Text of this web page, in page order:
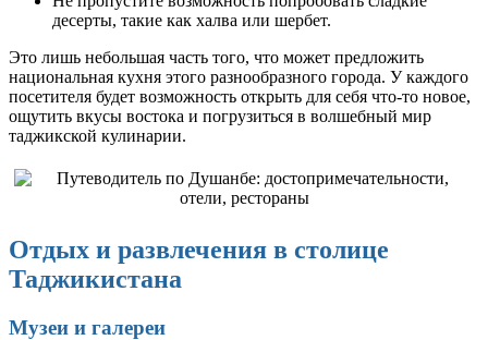
десерты, такие как халва или шербет.
Это лишь небольшая часть того, что может предложить
национальная кухня этого разнообразного города. У каждого
посетителя будет возможность открыть для себя что-то новое,
ощутить вкусы востока и погрузиться в волшебный мир
таджикской кулинарии.
Отдых и развлечения в столице
Таджикистана
Музеи и галереи